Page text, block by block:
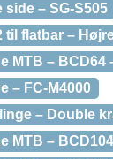
– SG-S505
til flatbar –
MTB – BCD64
– FC-M4000
– Double
MTB –